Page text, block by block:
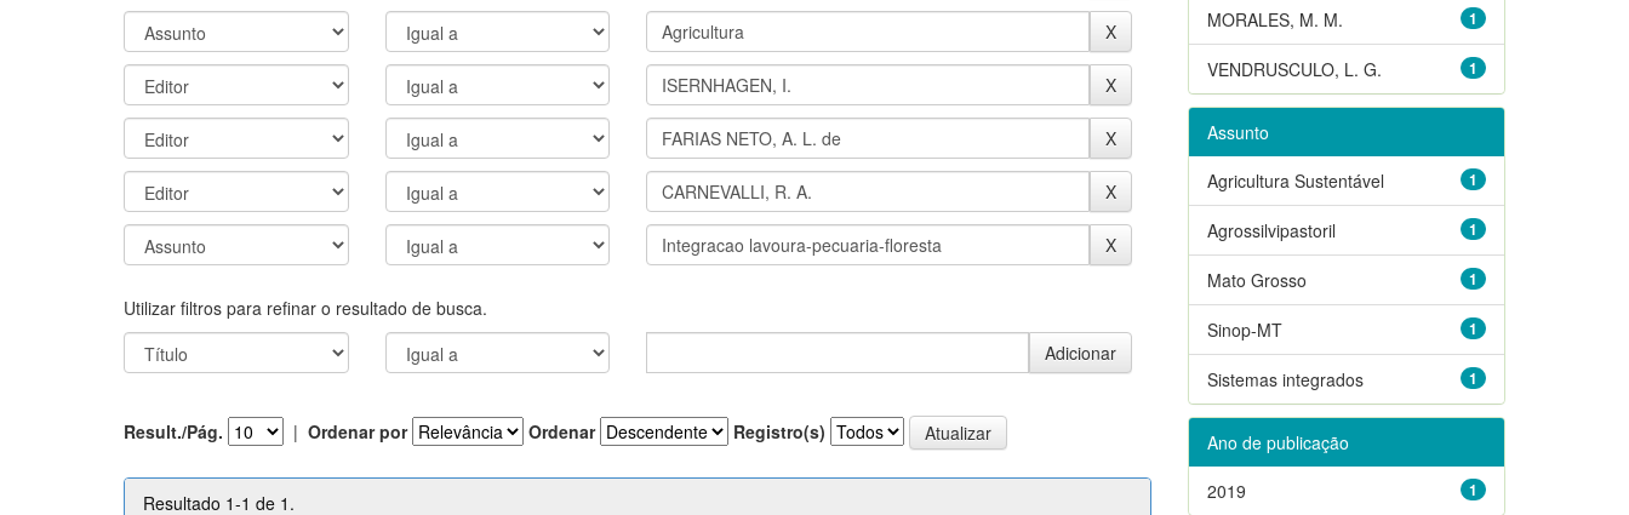
Utilizar filtros para refinar o resultado de busca.
Result./Pág. | Ordenar por Ordenar Registro(s)
Resultado 1-1 de 1.
1
MORALES, M. M.
1
VENDRUSCULO, L. G.
Assunto
1
Agricultura Sustentável
1
Agrossilvipastoril
1
Mato Grosso
1
Sinop-MT
1
Sistemas integrados
Ano de publicação
1
2019